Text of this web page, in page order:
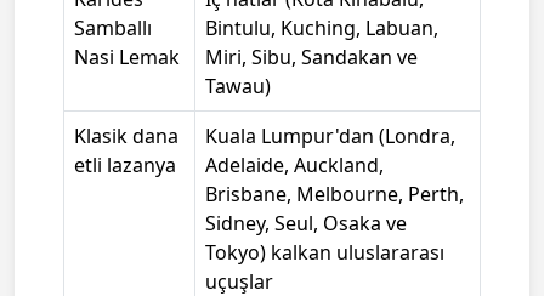
Samballı
Nasi Lemak
Bintulu, Kuching, Labuan,
Miri, Sibu, Sandakan ve
Tawau)
Klasik dana
etli lazanya
Kuala Lumpur'dan (Londra,
Adelaide, Auckland,
Brisbane, Melbourne, Perth,
Sidney, Seul, Osaka ve
Tokyo) kalkan uluslararası
uçuşlar